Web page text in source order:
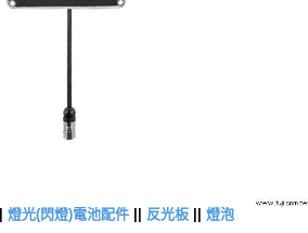
燈光(閃燈)電池配件|| 反光板|| 燈泡